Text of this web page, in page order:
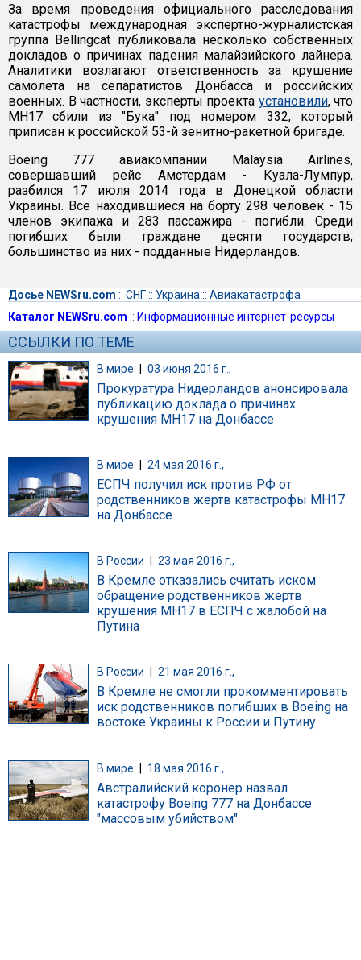
За время проведения официального расследования
катастрофы международная экспертно-журналистская
группа Bellingcat публиковала несколько собственных
докладов о причинах падения малайзийского лайнера.
Аналитики возлагают ответственность за крушение
самолета на сепаратистов Донбасса и российских
военных. В частности, эксперты проекта установили, что
MH17 сбили из "Бука" под номером 332, который
приписан к российской 53-й зенитно-ракетной бригаде.
Boeing 777 авиакомпании Malaysia Airlines,
совершавший рейс Амстердам - Куала-Лумпур,
разбился 17 июля 2014 года в Донецкой области
Украины. Все находившиеся на борту 298 человек - 15
членов экипажа и 283 пассажира - погибли. Среди
погибших были граждане десяти государств,
большинство из них - подданные Нидерландов.
Досье NEWSru.com :: СНГ:: Украина :: Авиакатастрофа
Каталог NEWSru.com :: Информационные интернет-ресурсы
ССЫЛКИ ПО ТЕМЕ
В мире | 03 июня 2016 г.,
Прокуратура Нидерландов анонсировала
публикацию доклада о причинах
крушения MH17 на Донбассе
В мире 24 мая 2016 г.,
ЕСПЧ получил иск против РФ от
родственников жертв катастрофы MH17
на Донбассе
В России 23 мая 2016 г.,
В Кремле отказались считать иском
обращение родственников жертв
крушения MH17 в ЕСПЧ с жалобой на
Путина
В России 21 мая 2016 г.,
В Кремле не смогли прокомментировать
иск родственников погибших в Boeing на
востоке Украины к России и Путину
В мире | 18 мая 2016 г.,
Австралийский коронер назвал
катастрофу Boeing 777 на Донбассе
"массовым убийством"